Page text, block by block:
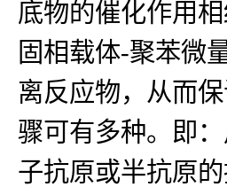
底物的催化作用
固相载体-聚苯微
离反应物，从而
骤可有多种。即
子抗原或半抗原